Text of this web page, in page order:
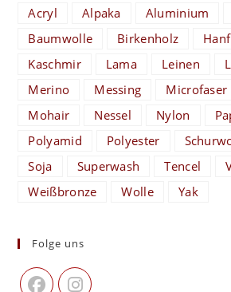
Acryl Alpaka Aluminium
Baumwolle
Birkenholz Hanf
Kaschmir
Lama Leinen
Merino
Messing Microfaser
Mohair
Nessel Nylon
Polyamid
Polyester
Soja
Superwash Tencel
Weißbronze
Wolle Yak
Folge uns